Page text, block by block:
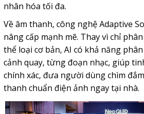
nhân hóa tối đa.
Về âm thanh, công nghệ Adaptive
nâng cấp mạnh mẽ. Thay vì chỉ
thể loại cơ bản, AI có khả năng
cảnh quay, từng đoạn nhạc, giúp
chính xác, đưa người dùng chìm
thanh chuẩn điện ảnh ngay tại nhà.